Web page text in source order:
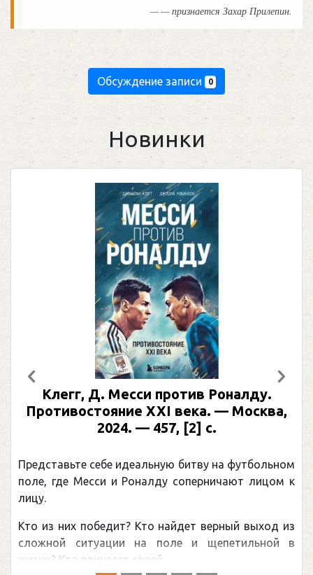
— признается Захар Прилепин.
Обсуждение записи 0
Новинки
Клегг, Д. Месси против Роналду.
Противостояние XXI века. — Москва,
2024. — 457, [2] с.
Представьте себе идеальную битву на футбольном
поле, где Месси и Роналду соперничают лицом к
лицу.
Кто из них победит? Кто найдет верный выход из
сложной ситуации на поле и щепетильной в
жизни? Кто принесет своей ...
Предыдущий